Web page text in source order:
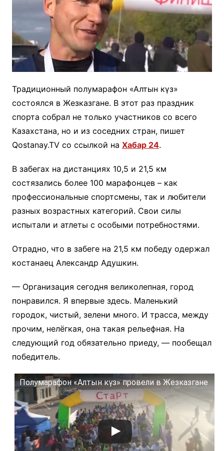
Традиционный полумарафон «Алтын күз»
состоялся в Жезказгане. В этот раз праздник
спорта собрал не только участников со всего
Казахстана, но и из соседних стран, пишет
Qostanay.TV со ссылкой на Хабар 24.
В забегах на дистанциях 10,5 и 21,5 км
состязались более 100 марафонцев – как
профессиональные спортсмены, так и любители
разных возрастных категорий. Свои силы
испытали и атлеты с особыми потребностями.
Отрадно, что в забеге на 21,5 км победу одержал
костанаец Александр Адушкин.
— Организация сегодня великолепная, город
понравился. Я впервые здесь. Маленький
городок, чистый, зелени много. И трасса, между
прочим, нелёгкая, она такая рельефная. На
следующий год обязательно приеду, — пообещал
победитель.
Полумарафон «Алтын күз» провели в Жезказгане